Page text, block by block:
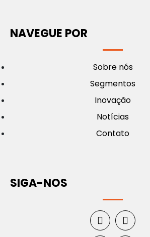
NAVEGUE POR
Sobre nós
Segmentos
Inovação
Notícias
Contato
SIGA-NOS